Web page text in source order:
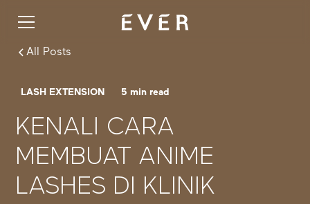
All Posts
LASH EXTENSION 5 min read
KENALI CARA
MEMBUAT ANIME
LASHES DI KLINIK